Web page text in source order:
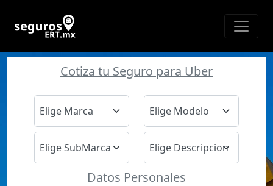
Cotiza tu Seguro para Uber
Datos Personales